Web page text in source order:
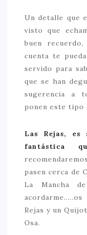
Un detalle que
visto que
buen
cuenta te
servido para
que se han
sugerencia a
ponen este tipo
Las Rejas, es
fantástica
pasen cerca de
La Mancha
Rejas y un
Osa.